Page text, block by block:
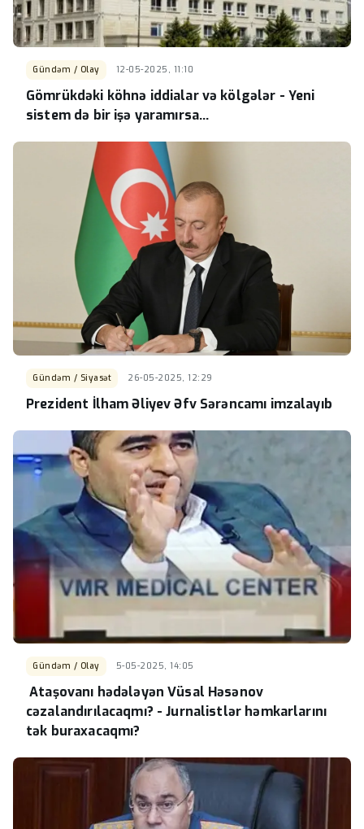
Gündəm / Olay 12-05-2025, 11:10
Gömrükdəki köhnə iddialar və kölgələr - Yeni
sistem də bir işə yaramırsa...
Gündəm / Siyasət 26-05-2025, 12:29
Prezident İlham Əliyev Əfv Sərəncamı imzalayıb
Gündəm / Olay 5-05-2025, 14:05
Ataşovanı hədələyən Vüsal Həsənov
cəzalandırılacaqmı? - Jurnalistlər həmkarlarını
tək buraxacaqmı?